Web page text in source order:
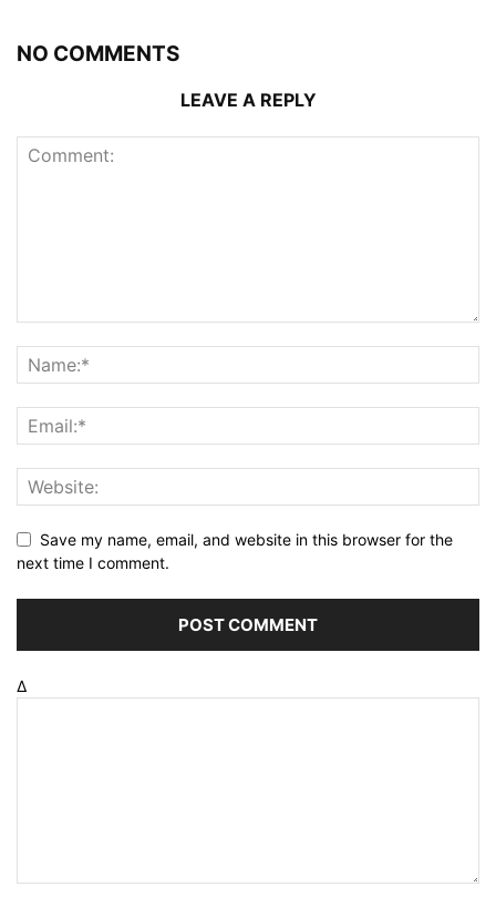
NO COMMENTS
LEAVE A REPLY
Save my name, email, and website in this browser for the
next time I comment.
Δ